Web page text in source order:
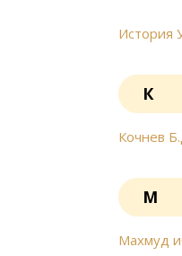
История
К
Кочнев
М
Махмуд